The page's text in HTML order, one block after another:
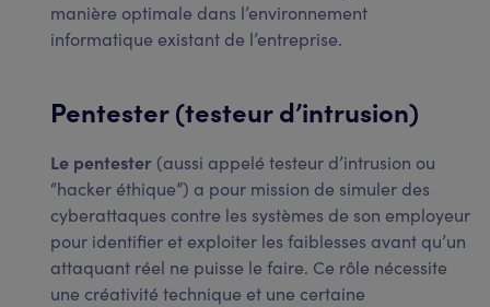
manière optimale dans l’environnement
informatique existant de l’entreprise.
Pentester (testeur d’intrusion)
Le pentester (aussi appelé testeur d’intrusion ou
“hacker éthique”) a pour mission de simuler des
cyberattaques contre les systèmes de son employeur
pour identifier et exploiter les faiblesses avant qu’un
attaquant réel ne puisse le faire. Ce rôle nécessite
une créativité technique et une certaine